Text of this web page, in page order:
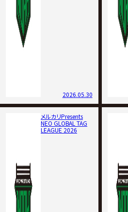
2026.05.30
メルカリPresents
NEO GLOBAL TAG
LEAGUE 2026